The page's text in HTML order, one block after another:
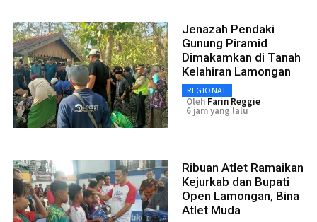
Jenazah Pendaki
Gunung Piramid
Dimakamkan di Tanah
Kelahiran Lamongan
REGIONAL
Oleh Farin Reggie
6 jam yang lalu
Ribuan Atlet Ramaikan
Kejurkab dan Bupati
Open Lamongan, Bina
Atlet Muda